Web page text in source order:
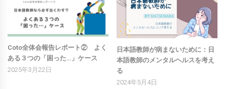
Coto全体会報告レポート② よく
ある３つの「困った…」ケース
2025年3月22日
日本語教師が病まないために：日
本語教師のメンタルヘルスを考え
る
2024年5月4日